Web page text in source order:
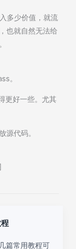
多少价值，就流
也就自然无法给
。
更好一些。尤其
源代码。
篇常用教程可